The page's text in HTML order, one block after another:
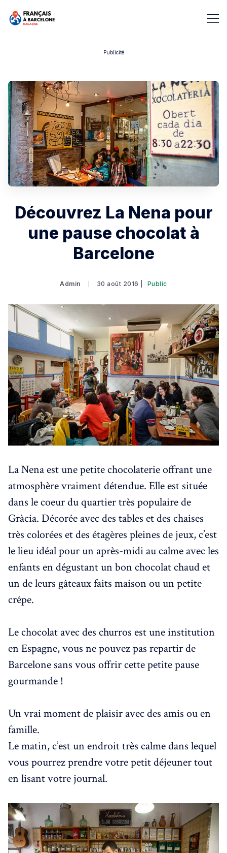
Rechercher dans Français à
Publicité
Découvrez La Nena pour
une pause chocolat à
Barcelone
Admin 30 août 2016 | Public
La Nena est une petite chocolaterie offrant une
atmosphère vraiment détendue. Elle est située
dans le coeur du quartier très populaire de
Gràcia. Décorée avec des tables et des chaises
très colorées et des étagères pleines de jeux, c’est
le lieu idéal pour un après-midi au calme avec les
enfants en dégustant un bon chocolat chaud et
un de leurs gâteaux faits maison ou un petite
crêpe.
Le chocolat avec des churros est une institution
en Espagne, vous ne pouvez pas repartir de
Barcelone sans vous offrir cette petite pause
gourmande !
Un vrai moment de plaisir avec des amis ou en
famille.
Le matin, c’est un endroit très calme dans lequel
vous pourrez prendre votre petit déjeuner tout
en lisant votre journal.